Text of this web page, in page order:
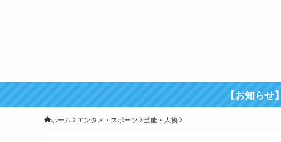
【お知ら
ホーム エンタメ・スポーツ 芸能・人物